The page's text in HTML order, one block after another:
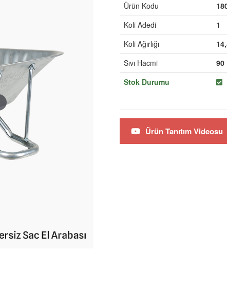
Ürün Kodu
Koli Adedi
1
Koli Ağırlığı
Sıvı Hacmi
90
Stok Durumu
Ürün Tanıtım Videosu